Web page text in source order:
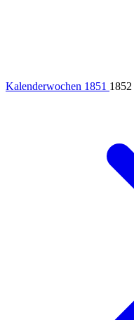
Kalenderwochen 1851 1852